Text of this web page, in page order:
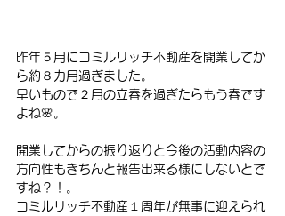
昨年５月にコミルリッチ不動産を開業してか
ら約８カ月過ぎました。
早いもので２月の立春を過ぎたらもう春です
よね🌸。
開業してからの振り返りと今後の活動内容の
方向性もきちんと報告出来る様にしないとで
すね？！。
コミルリッチ不動産１周年が無事に迎えられ